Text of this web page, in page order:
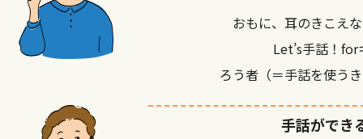
おもに、耳のきこえ
Let’s手話！
ろう者（＝手話を使う
手話ができ